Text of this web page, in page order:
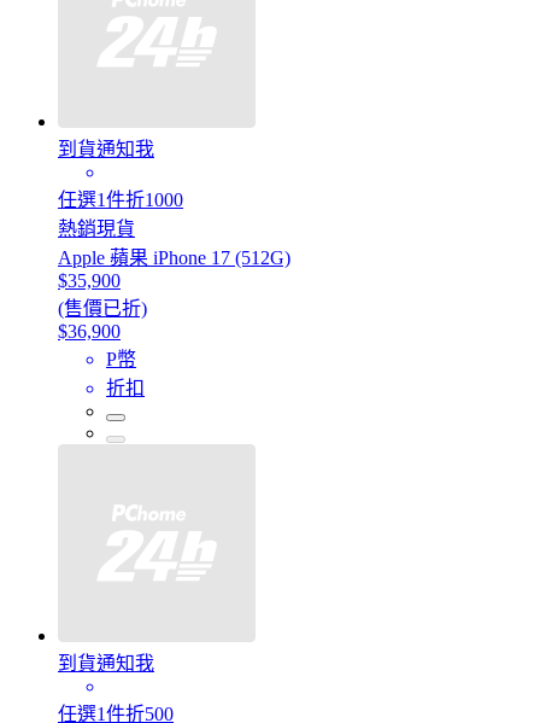
到貨通知我
任選1件折1000
熱銷現貨
Apple 蘋果 iPhone 17 (512G)
$35,900
(售價已折)
$36,900
P幣
折扣
到貨通知我
任選1件折500